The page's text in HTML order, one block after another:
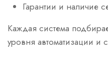
Гарантии и наличие
Каждая система
уровня автоматизации и